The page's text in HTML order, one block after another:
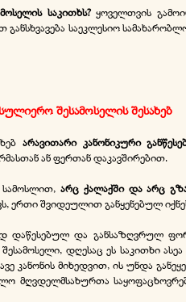
საკითხს? ყოველთვის
საეკლესიო
შესამოსელის შესახებ
არავითარი კანონიკური
ან ფერთან დაკავშირებით.
სამოსლით, არც ქალაქში და არც
ერთი შვიდეულით განყენებულ
დაწესებულ და განსაზღვრულ
დღესაც ეს საკითხი
მიხედვით, ის უნდა
მღვდელმსახურთა